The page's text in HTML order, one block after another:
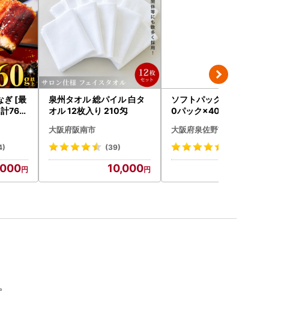
ぎ [最
計760
泉州タオル 総パイル 白タ
オル 12枚入り 210匁
大阪府阪南市
(39)
10,000
ソフトパックティッシュ 6
0パック×400枚
大阪府泉佐野市